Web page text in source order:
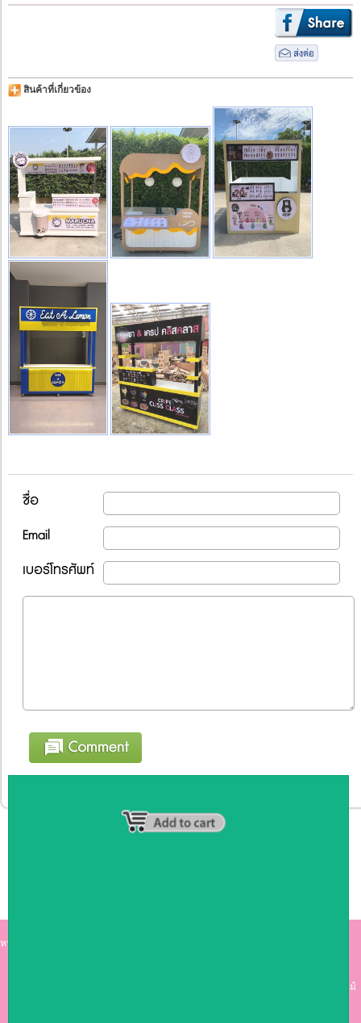
สินค้าที่เกี่ยวข้อง
ชื่อ
Email
เบอร์โทรศัพท์
หน้าหลัก
คาร์เตอร์ เฟอร์นิเจอร์ ซุ้มไม้